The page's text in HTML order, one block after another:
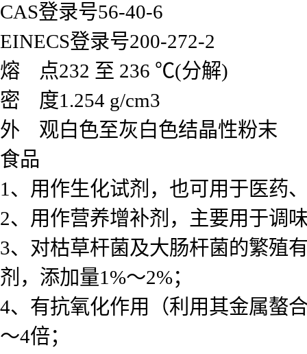
CAS登录号56-40-6
EINECS登录号200-272-2
熔 点232 至 236 ℃(分解)
密 度1.254 g/cm3
外 观白色至灰白色结晶性粉末
食品
1、用作生化试剂，也可用于医药
2、用作营养增补剂，主要用于调
3、对枯草杆菌及大肠杆菌的繁殖
剂，添加量1%～2%；
4、有抗氧化作用（利用其金属螯
～4倍；